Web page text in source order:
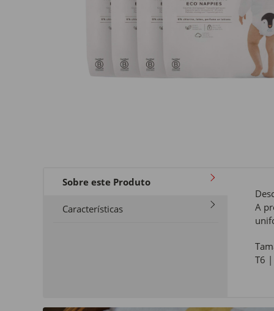
Sobre este Produto
Características
A
T6